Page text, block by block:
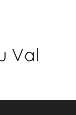
Val